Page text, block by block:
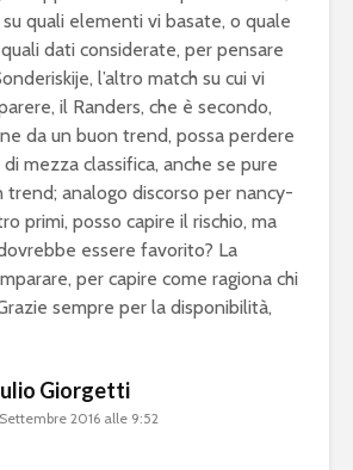
quali elementi vi basate, o quale
dati considerate, per pensare
l’altro match su cui vi
il Randers, che è secondo,
da un buon trend, possa perdere
mezza classifica, anche se pure
trend; analogo discorso per nancy-
primi, posso capire il rischio, ma
essere favorito? La
per capire come ragiona chi
sempre per la disponibilità,
Giorgetti
2016 alle 9:52